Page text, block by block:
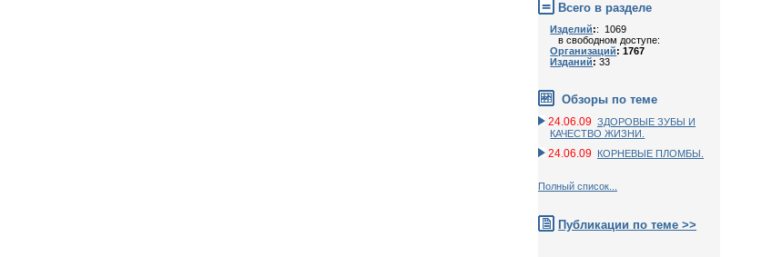
Всего в разделе
Изделий:: 1069
в свободном доступе:
Организаций: 1767
Изданий: 33
Обзоры по теме
24.06.09 ЗДОРОВЫЕ ЗУБЫ И
КАЧЕСТВО ЖИЗНИ.
24.06.09 КОРНЕВЫЕ ПЛОМБЫ.
Полный список...
Публикации по теме >>